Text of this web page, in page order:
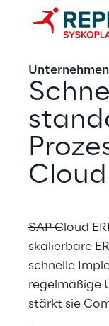
Cloud
SAP Cloud
skalierbare
schnelle
regelmäßige
stärkt sie